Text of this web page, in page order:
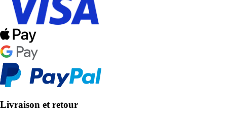
Livraison et retour